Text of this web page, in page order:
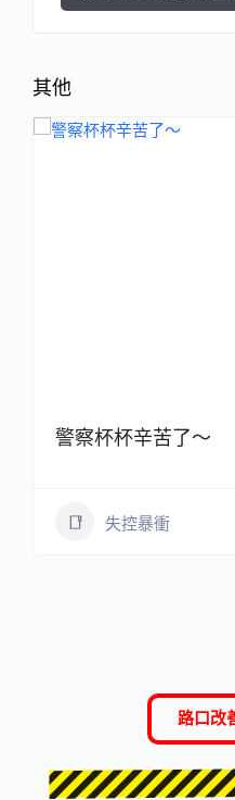
其他
警察杯杯辛苦了～
失控暴衝
路口改